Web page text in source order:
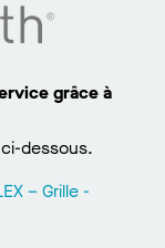
grâce à
dessous.
– Grille -